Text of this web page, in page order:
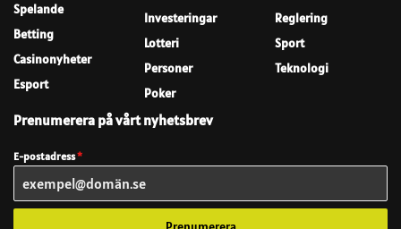
Spelande
Betting
Casinonyheter
Esport
Investeringar
Lotteri
Personer
Poker
Reglering
Sport
Teknologi
Prenumerera på vårt nyhetsbrev
E-postadress*